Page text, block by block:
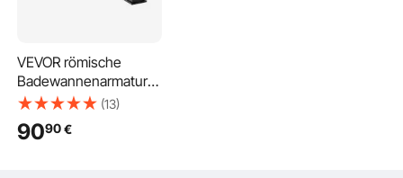
VEVOR römische
Badewannenarmatur
Wannenarmaturen-Set
mit 3 Löchern & 2
Griffen,
(13)
9090€